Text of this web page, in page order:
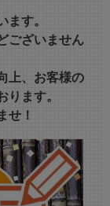
す。
ございません
上、お客様の
ます。
せ！